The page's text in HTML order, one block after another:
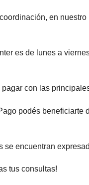
en nuestro
es de lunes a
con las
podés
encuentran
tus consultas!